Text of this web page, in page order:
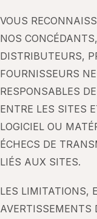
VOUS
NOS
DISTRIBUTEURS,
FOURNISSEURS
RESPONSABLES
ENTRE LES SITES
LOGICIEL OU
ÉCHECS DE
LIÉS AUX SITES.
LES LIMITATIONS,
AVERTISSEMENTS